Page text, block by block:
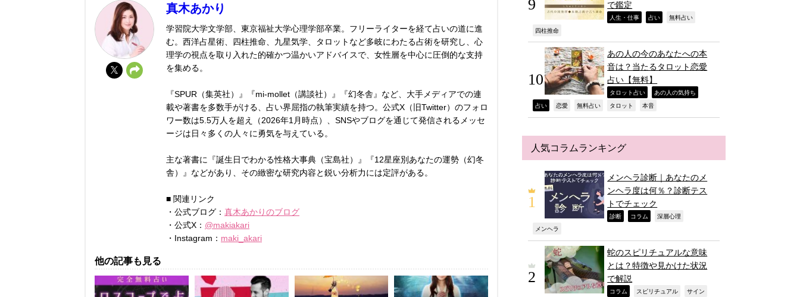
真木あかり
学習院大学文学部、東京福祉大学心理学部卒業。フリーライターを経て占いの道に進
む。西洋占星術、四柱推命、九星気学、タロットなど多岐にわたる占術を研究し、心
理学の視点を取り入れた的確かつ温かいアドバイスで、女性層を中心に圧倒的な支持
を集める。
『SPUR（集英社）』『mi-mollet（講談社）』『幻冬舎』など、大手メディアでの連
載や著書を多数手がける、占い界屈指の執筆実績を持つ。公式X（旧Twitter）のフォロ
ワー数は5.5万人を超え（2026年1月時点）、SNSやブログを通じて発信されるメッセ
ージは日々多くの人々に勇気を与えている。
主な著書に『誕生日でわかる性格大事典（宝島社）』『12星座別あなたの運勢（幻冬
舎）』などがあり、その緻密な研究内容と鋭い分析力には定評がある。
■ 関連リンク
・公式ブログ： 真木あかりのブログ
・公式X： @makiakari
・Instagram： maki_akari
他の記事も見る
で鑑定
人生・仕事 占い 無料占い
四柱推命
あの人の今のあなたへの本
音は？当たるタロット恋愛
占い【無料】
タロット占い あの人の気持ち
占い 恋愛 無料占い タロット 本音
人気コラムランキング
メンヘラ診断｜あなたのメ
ンヘラ度は何％？診断テス
トでチェック
診断 コラム 深層心理
メンヘラ
蛇のスピリチュアルな意味
とは？特徴や見かけた状況
で解説
コラム スピリチュアル サイン